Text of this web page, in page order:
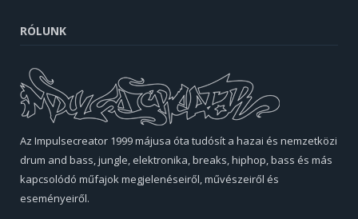
RÓLUNK
Az Impulsecreator 1999 májusa óta tudósít a hazai és nemzetközi
drum and bass, jungle, elektronika, breaks, hiphop, bass és más
kapcsolódó műfajok megjelenéseiről, művészeiről és
eseményeiről.